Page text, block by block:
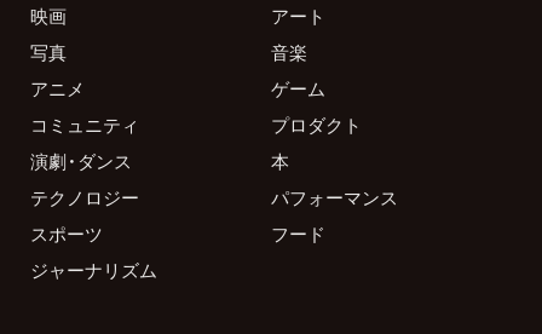
映画
アート
写真
音楽
アニメ
ゲーム
コミュニティ
プロダクト
演劇・ダンス
本
テクノロジー
パフォーマンス
スポーツ
フード
ジャーナリズム